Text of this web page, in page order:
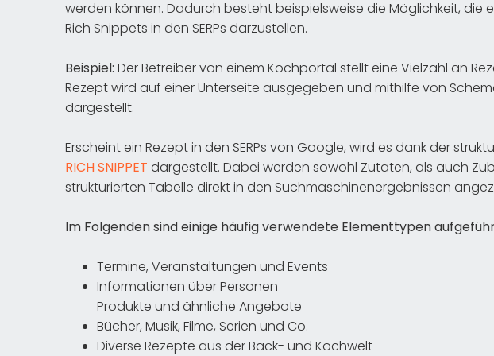
werden können. Dadurch besteht beispielsweise die Möglichkeit, die
Rich Snippets in den SERPs darzustellen.
Beispiel: Der Betreiber von einem Kochportal stellt eine Vielzahl an
Rezept wird auf einer Unterseite ausgegeben und mithilfe von
dargestellt.
Erscheint ein Rezept in den SERPs von Google, wird es dank der
RICH SNIPPET dargestellt. Dabei werden sowohl Zutaten, als auch
strukturierten Tabelle direkt in den Suchmaschinenergebnissen
Im Folgenden sind einige häufig verwendete Elementtypen
Termine, Veranstaltungen und Events
Informationen über Personen
Produkte und ähnliche Angebote
Bücher, Musik, Filme, Serien und Co.
Diverse Rezepte aus der Back- und Kochwelt